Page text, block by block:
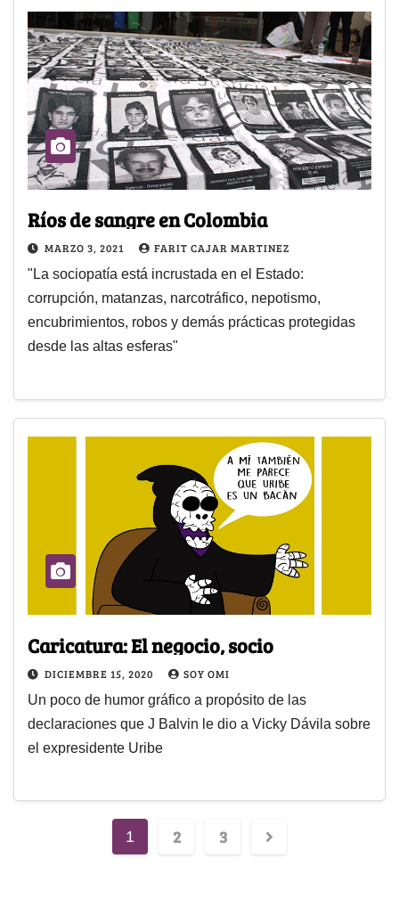
Ríos de sangre en Colombia
MARZO 3, 2021 FARIT CAJAR MARTINEZ
"La sociopatía está incrustada en el Estado:
corrupción, matanzas, narcotráfico, nepotismo,
encubrimientos, robos y demás prácticas protegidas
desde las altas esferas"
Caricatura: El negocio, socio
DICIEMBRE 15, 2020 SOY OMI
Un poco de humor gráfico a propósito de las
declaraciones que J Balvin le dio a Vicky Dávila sobre
el expresidente Uribe
1 2 3